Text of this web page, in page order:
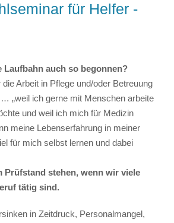
für Helfer -
Laufbahn auch so begonnen?
Arbeit in Pflege und/oder Betreuung
„weil ich gerne mit Menschen arbeite
und weil ich mich für Medizin
meine Lebenserfahrung in meiner
für mich selbst lernen und dabei
Prüfstand stehen, wenn wir viele
tätig sind.
in Zeitdruck, Personalmangel,